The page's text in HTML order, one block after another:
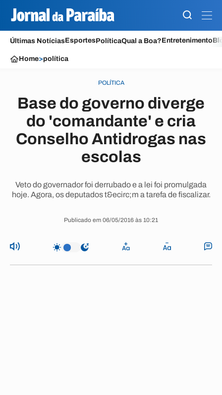
Últimas NotíciasEsportesPolíticaQual a Boa?Entretenimento
Home>política
POLÍTICA
Base do governo diverge
do 'comandante' e cria
Conselho Antidrogas nas
escolas
Veto do governador foi derrubado e a lei foi promulgada
hoje. Agora, os deputados t&ecirc;m a tarefa de fiscalizar.
Publicado em 06/05/2016 às 10:21